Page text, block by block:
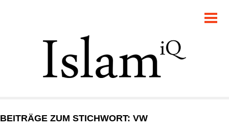
GESELLSCHAFT
STARTSEITE
BEITRÄGE ZUM STICHWORT: VW